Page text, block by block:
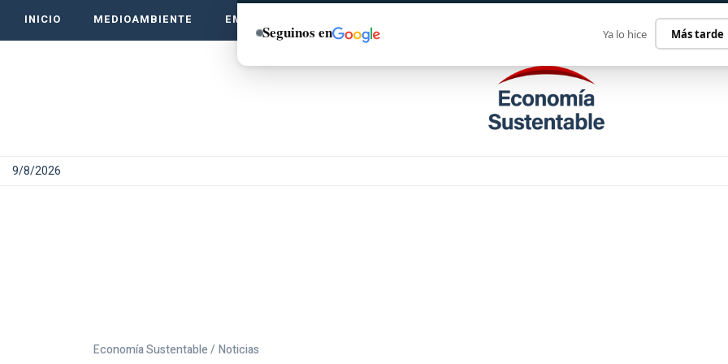
INICIO MEDIOAMBIENTE EMPRENDE VERDE
9/8/2026
Economía Sustentable / Noticias
Seguinos en Ya lo hice Más tarde